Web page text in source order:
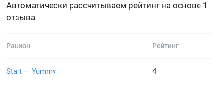
Автоматически рассчитываем рейтинг на основе 1
отзыва.
Рацион Рейтинг
Start — Yummy 4